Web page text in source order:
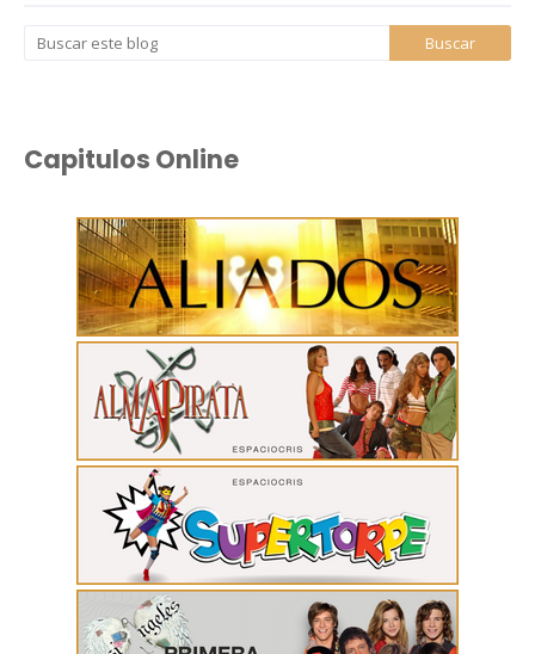
Capitulos Online